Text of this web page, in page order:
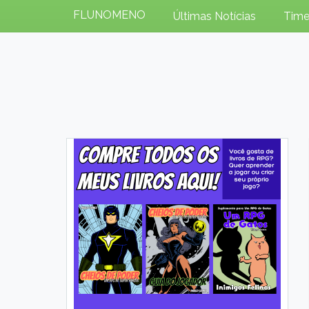
FLUNOMENO Últimas Notícias